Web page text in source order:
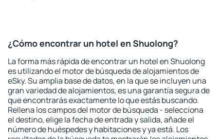
¿Cómo encontrar un hotel en Shuolong?
La forma más rápida de encontrar un hotel en Shuolong
es utilizando el motor de búsqueda de alojamientos de
eSky. Su amplia base de datos, en la que se incluyen una
gran variedad de alojamientos, es una garantía segura de
que encontrarás exactamente lo que estás buscando.
Rellena los campos del motor de búsqueda - selecciona
el destino, elige la fecha de entrada y salida, añade el
número de huéspedes y habitaciones y ya está. Los